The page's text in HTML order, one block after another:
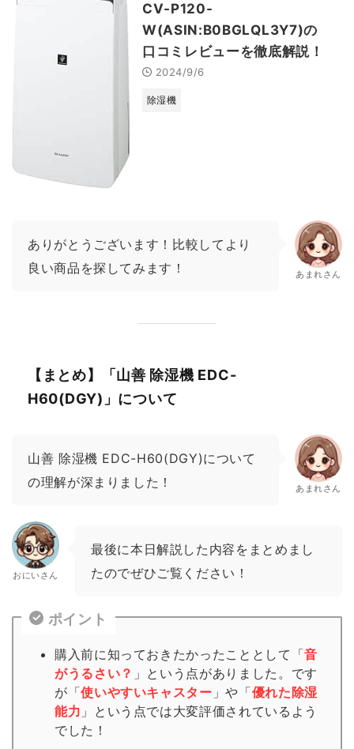
CV-P120-
W(ASIN:B0BGLQL3Y7)の
口コミレビューを徹底解説！
2024/9/6
除湿機
ありがとうございます！比較してより
良い商品を探してみます！
あまれさん
【まとめ】「山善 除湿機 EDC-
H60(DGY)」について
山善 除湿機 EDC-H60(DGY)について
の理解が深まりました！
あまれさん
おにいさん
最後に本日解説した内容をまとめまし
たのでぜひご覧ください！
ポイント
購入前に知っておきたかったこととして「音
がうるさい？ 」という点がありました。です
が「使いやすいキャスター 」や「優れた除湿
能力 」という点では大変評価されているよう
でした！